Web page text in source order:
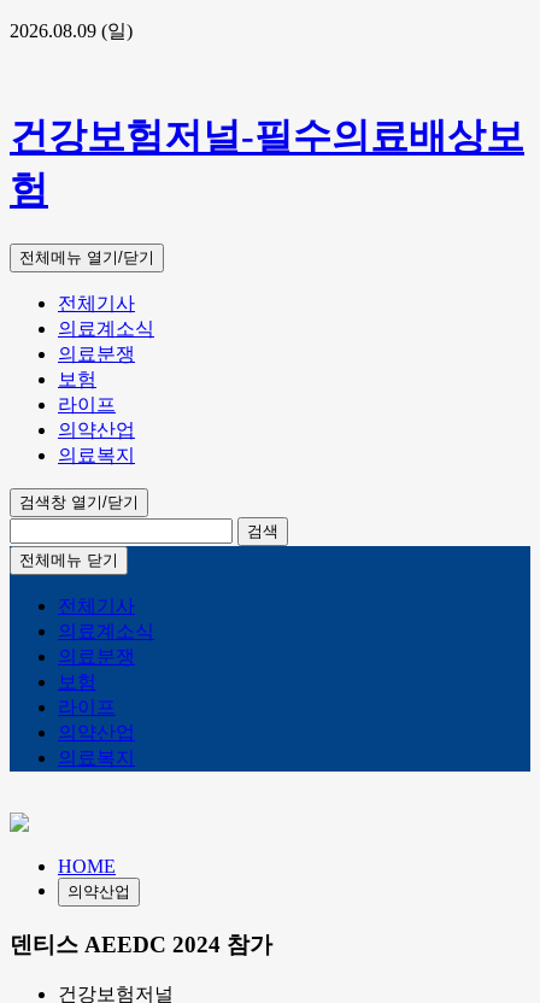
2026.08.09 (일)
건강보험저널-필수의료배상보
험
전체메뉴 열기/닫기
전체기사
의료계소식
의료분쟁
보험
라이프
의약산업
의료복지
검색창 열기/닫기
검색
전체메뉴 닫기
전체기사
의료계소식
의료분쟁
보험
라이프
의약산업
의료복지
HOME
의약산업
덴티스 AEEDC 2024 참가
건강보험저널